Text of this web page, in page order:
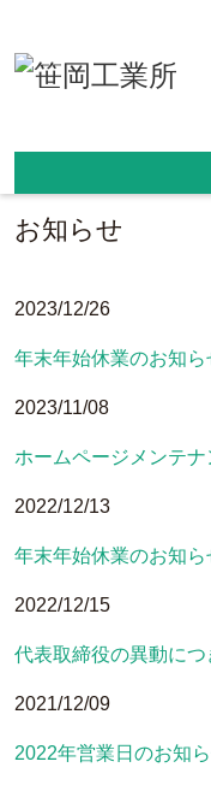
新着情報/
お知らせ
お知らせ
2023/12/26
年末年始休業のお知ら
2023/11/08
ホームページメンテ
2022/12/13
年末年始休業のお知ら
2022/12/15
代表取締役の異動につ
2021/12/09
2022年営業日のお知